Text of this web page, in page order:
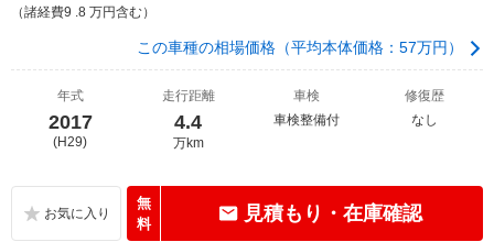
（諸経費9 .8 万円含む）
この車種の相場価格（平均本体価格：57万円）
年式
2017
(H29)
走行距離
4.4
万km
車検
車検整備付
修復歴
なし
無
料
見積もり・在庫確認